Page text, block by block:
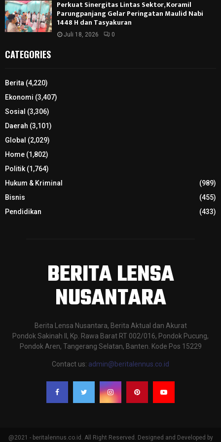
Perkuat Sinergitas Lintas Sektor, Koramil
Parungpanjang Gelar Peringatan Maulid Nabi
1448 H dan Tasyakuran
Juli 18, 2026 0
CATEGORIES
Berita (4,220)
Ekonomi (3,407)
Sosial (3,306)
Daerah (3,101)
Global (2,029)
Home (1,802)
Politik(1,764)
Hukum & Kriminal
(989)
Bisnis
(455)
Pendidikan
(433)
BERITA LENSA
NUSANTARA
Berita Lensa Nusantara, Berita Aktual dan Akurat
Pondok Sakinah II, Kp. Rawa Barat RT 002/016, Pondok Pucung,
Pondok Aren, Tangerang Selatan, Banten. Kode Pos 15229
Contact us: admin@beritalennus.co.id
@2021 - beritalennus.co.id. All Right Reserved. Designed and Developed by